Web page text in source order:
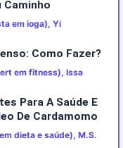
Caminho
em ioga), Yi
Como Fazer?
em fitness), Issa
Para A Saúde E
De Cardamomo
dieta e saúde), M.S.